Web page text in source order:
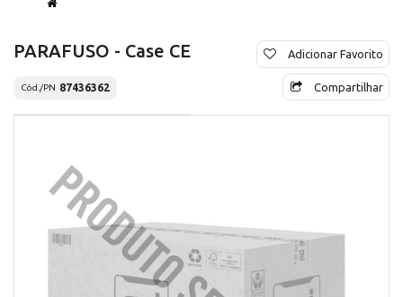
PARAFUSO - Case CE
Cód./PN 87436362
Adicionar Favorito
Compartilhar